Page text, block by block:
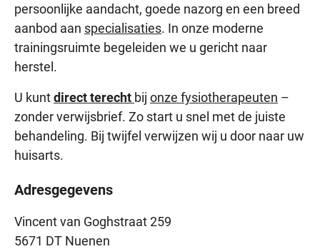
persoonlijke aandacht, goede nazorg en een breed
aanbod aan specialisaties. In onze moderne
trainingsruimte begeleiden we u gericht naar
herstel.
U kuntdirect terecht bij onze fysiotherapeuten –
zonder verwijsbrief. Zo start u snel met de juiste
behandeling. Bij twijfel verwijzen wij u door naar uw
huisarts.
Adresgegevens
Vincent van Goghstraat 259
5671 DT Nuenen